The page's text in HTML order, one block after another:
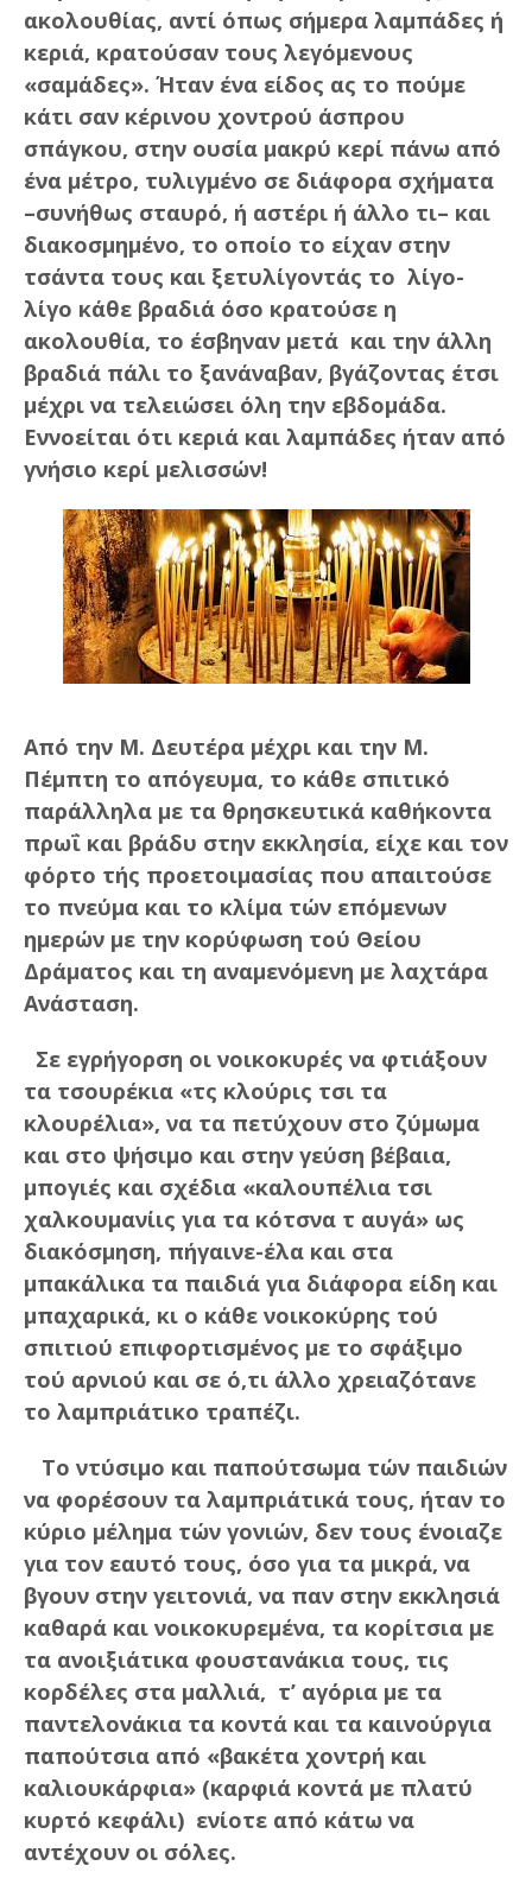
ακολουθίας, αντί όπως σήμερα λαμπάδες ή
κεριά, κρατούσαν τους λεγόμενους
«σαμάδες». Ήταν ένα είδος ας το πούμε
κάτι σαν κέρινου χοντρού άσπρου
σπάγκου, στην ουσία μακρύ κερί πάνω από
ένα μέτρο, τυλιγμένο σε διάφορα σχήματα
–συνήθως σταυρό, ή αστέρι ή άλλο τι– και
διακοσμημένο, το οποίο το είχαν στην
τσάντα τους και ξετυλίγοντάς το λίγο-
λίγο κάθε βραδιά όσο κρατούσε η
ακολουθία, το έσβηναν μετά και την άλλη
βραδιά πάλι το ξανάναβαν, βγάζοντας έτσι
μέχρι να τελειώσει όλη την εβδομάδα.
Εννοείται ότι κεριά και λαμπάδες ήταν από
γνήσιο κερί μελισσών!
Από την Μ. Δευτέρα μέχρι και την Μ.
Πέμπτη το απόγευμα, το κάθε σπιτικό
παράλληλα με τα θρησκευτικά καθήκοντα
πρωΐ και βράδυ στην εκκλησία, είχε και τον
φόρτο τής προετοιμασίας που απαιτούσε
το πνεύμα και το κλίμα τών επόμενων
ημερών με την κορύφωση τού Θείου
Δράματος και τη αναμενόμενη με λαχτάρα
Ανάσταση.
Σε εγρήγορση οι νοικοκυρές να φτιάξουν
τα τσουρέκια «τς κλούρις τσι τα
κλουρέλια», να τα πετύχουν στο ζύμωμα
και στο ψήσιμο και στην γεύση βέβαια,
μπογιές και σχέδια «καλουπέλια τσι
χαλκουμανίις για τα κότσνα τ αυγά» ως
διακόσμηση, πήγαινε-έλα και στα
μπακάλικα τα παιδιά για διάφορα είδη και
μπαχαρικά, κι ο κάθε νοικοκύρης τού
σπιτιού επιφορτισμένος με το σφάξιμο
τού αρνιού και σε ό,τι άλλο χρειαζότανε
το λαμπριάτικο τραπέζι.
Το ντύσιμο και παπούτσωμα τών παιδιών
να φορέσουν τα λαμπριάτικά τους, ήταν το
κύριο μέλημα τών γονιών, δεν τους ένοιαζε
για τον εαυτό τους, όσο για τα μικρά, να
βγουν στην γειτονιά, να παν στην εκκλησιά
καθαρά και νοικοκυρεμένα, τα κορίτσια με
τα ανοιξιάτικα φουστανάκια τους, τις
κορδέλες στα μαλλιά, τ’ αγόρια με τα
παντελονάκια τα κοντά και τα καινούργια
παπούτσια από «βακέτα χοντρή και
καλιουκάρφια» (καρφιά κοντά με πλατύ
κυρτό κεφάλι) ενίοτε από κάτω να
αντέχουν οι σόλες.